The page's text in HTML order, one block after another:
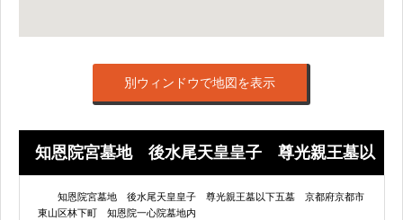
別ウィンドウで地図を表示
知恩院宮墓地 後水尾天皇皇子 尊光親王墓以
下五墓 のMarker List
知恩院宮墓地 後水尾天皇皇子 尊光親王墓以下五墓 京都府京都市
東山区林下町 知恩院一心院墓地内